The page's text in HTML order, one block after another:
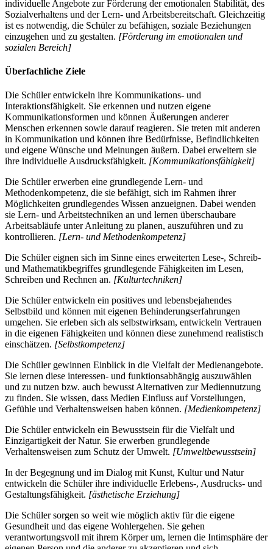
individuelle Angebote zur Förderung der emotionalen Stabilität, des
Sozialverhaltens und der Lern- und Arbeitsbereitschaft. Gleichzeitig
ist es notwendig, die Schüler zu befähigen, soziale Beziehungen
einzugehen und zu gestalten. [Förderung im emotionalen und
sozialen Bereich]
Überfachliche Ziele
Die Schüler entwickeln ihre Kommunikations- und
Interaktionsfähigkeit. Sie erkennen und nutzen eigene
Kommunikationsformen und können Äußerungen anderer
Menschen erkennen sowie darauf reagieren. Sie treten mit anderen
in Kommunikation und können ihre Bedürfnisse, Befindlichkeiten
und eigene Wünsche und Meinungen äußern. Dabei erweitern sie
ihre individuelle Ausdrucksfähigkeit. [Kommunikationsfähigkeit]
Die Schüler erwerben eine grundlegende Lern- und
Methodenkompetenz, die sie befähigt, sich im Rahmen ihrer
Möglichkeiten grundlegendes Wissen anzueignen. Dabei wenden
sie Lern- und Arbeitstechniken an und lernen überschaubare
Arbeitsabläufe unter Anleitung zu planen, auszuführen und zu
kontrollieren. [Lern- und Methodenkompetenz]
Die Schüler eignen sich im Sinne eines erweiterten Lese-, Schreib-
und Mathematikbegriffes grundlegende Fähigkeiten im Lesen,
Schreiben und Rechnen an. [Kulturtechniken]
Die Schüler entwickeln ein positives und lebensbejahendes
Selbstbild und können mit eigenen Behinderungserfahrungen
umgehen. Sie erleben sich als selbstwirksam, entwickeln Vertrauen
in die eigenen Fähigkeiten und können diese zunehmend realistisch
einschätzen. [Selbstkompetenz]
Die Schüler gewinnen Einblick in die Vielfalt der Medienangebote.
Sie lernen diese interessen- und funktionsabhängig auszuwählen
und zu nutzen bzw. auch bewusst Alternativen zur Mediennutzung
zu finden. Sie wissen, dass Medien Einfluss auf Vorstellungen,
Gefühle und Verhaltensweisen haben können. [Medienkompetenz]
Die Schüler entwickeln ein Bewusstsein für die Vielfalt und
Einzigartigkeit der Natur. Sie erwerben grundlegende
Verhaltensweisen zum Schutz der Umwelt. [Umweltbewusstsein]
In der Begegnung und im Dialog mit Kunst, Kultur und Natur
entwickeln die Schüler ihre individuelle Erlebens-, Ausdrucks- und
Gestaltungsfähigkeit. [ästhetische Erziehung]
Die Schüler sorgen so weit wie möglich aktiv für die eigene
Gesundheit und das eigene Wohlergehen. Sie gehen
verantwortungsvoll mit ihrem Körper um, lernen die Intimsphäre der